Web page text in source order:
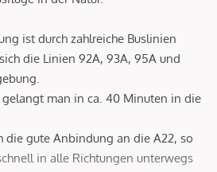
ist durch zahlreiche Buslinien
die Linien 92A, 93A, 95A und
man in ca. 40 Minuten in die
die gute Anbindung an die A22, so
in alle Richtungen unterwegs